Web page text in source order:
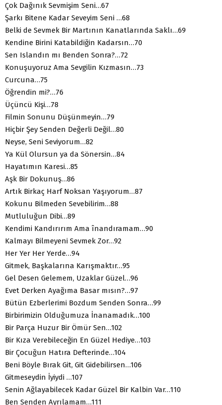
Çok Dağınık Sevmişim Seni…67
Şarkı Bitene Kadar Seveyim Seni …68
Belki de Sevmek Bir Martının Kanatlarında Saklı…69
Kendine Birini Katabildiğin Kadarsın…70
Sen Islandın mı Benden Sonra?…72
Konuşuyoruz Ama Sevgilin Kızmasın…73
Curcuna…75
Öğrendin mi?…76
Üçüncü Kişi…78
Filmin Sonunu Düşünmeyin…79
Hiçbir Şey Senden Değerli Değil…80
Neyse, Seni Seviyorum…82
Ya Kül Olursun ya da Sönersin…84
Hayatımın Karesi…85
Aşk Bir Dokunuş…86
Artık Birkaç Harf Noksan Yaşıyorum…87
Kokunu Bilmeden Sevebilirim…88
Mutluluğun Dibi…89
Kendimi Kandırırım Ama înandıramam…90
Kalmayı Bilmeyeni Sevmek Zor…92
Her Yer Her Yerde…94
Gitmek, Başkalarına Karışmaktır…95
Gel Desen Gelemem, Uzaklar Güzel…96
Evet Derken Ayağıma Basar mısın?…97
Bütün Ezberlerimi Bozdum Senden Sonra…99
Birbirimizin Olduğumuza İnanamadık…100
Bir Parça Huzur Bir Ömür Sen…102
Bir Kıza Verebileceğin En Güzel Hediye…103
Bir Çocuğun Hatıra Defterinde…104
Beni Böyle Bırak Git, Git Gidebilirsen…106
Gitmeseydin İyiydi …107
Senin Ağlayabilecek Kadar Güzel Bir Kalbin Var…110
Ben Senden Ayrılamam…111